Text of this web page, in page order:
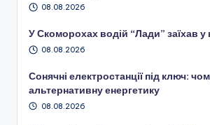
08.08.2026
У Скоморохах водій “Лади” заїхав у
08.08.2026
Сонячні електростанції під ключ:
альтернативну енергетику
08.08.2026